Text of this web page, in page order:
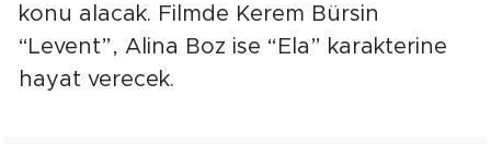
konu alacak. Filmde Kerem Bürsin
“Levent”, Alina Boz ise “Ela” karakterine
hayat verecek.